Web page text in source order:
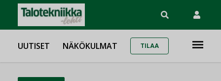
UUTISET NÄKÖKULMAT TILAA